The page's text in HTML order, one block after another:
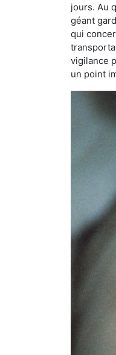
jours. Au
géant
qui
vigilance
un point